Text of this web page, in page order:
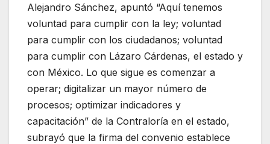
Alejandro Sánchez, apuntó “Aquí tenemos
voluntad para cumplir con la ley; voluntad
para cumplir con los ciudadanos; voluntad
para cumplir con Lázaro Cárdenas, el estado y
con México. Lo que sigue es comenzar a
operar; digitalizar un mayor número de
procesos; optimizar indicadores y
capacitación” de la Contraloría en el estado,
subrayó que la firma del convenio establece